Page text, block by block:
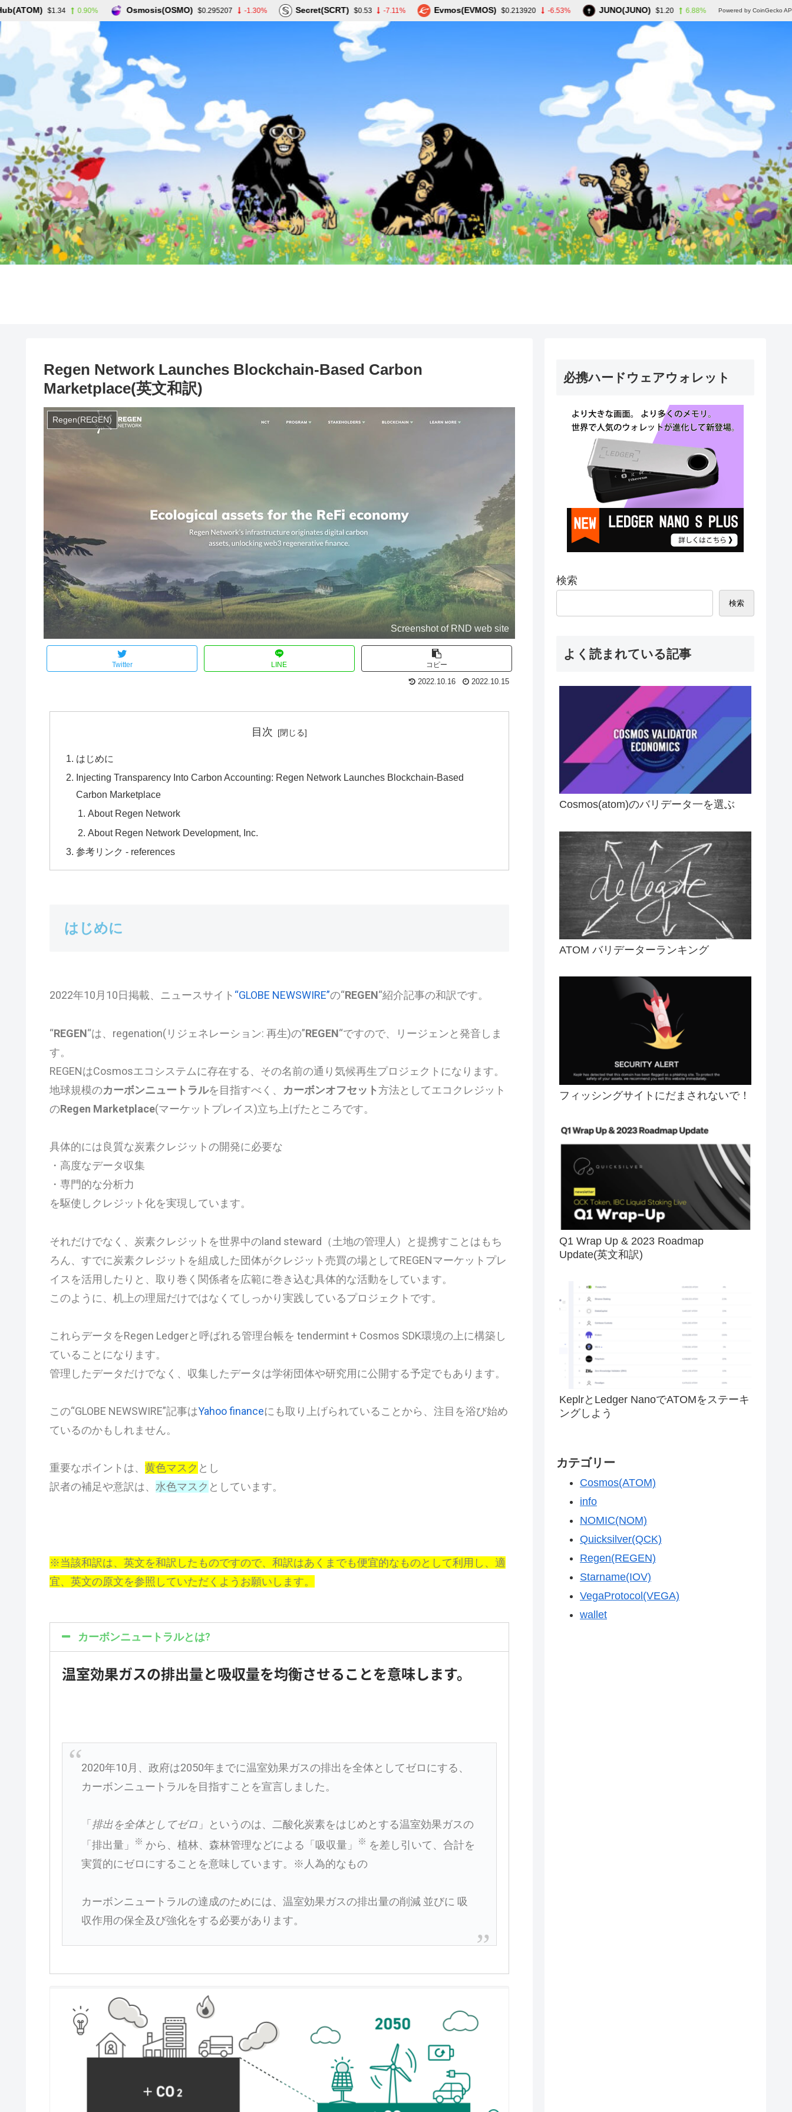
Regen Network Launches Blockchain-Based Carbon
Marketplace(英文和訳)
Regen(REGEN)
Screenshot of RND web site
Twitter LINE コピー
2022.10.16 2022.10.15
目次
はじめに
Injecting Transparency Into Carbon Accounting: Regen Network Launches Blockchain-Based
Carbon Marketplace
About Regen Network
About Regen Network Development, Inc.
参考リンク - references
はじめに
2022年10月10日掲載、ニュースサイト “GLOBE NEWSWIRE”の“REGEN“紹介記事の和訳です。
“REGEN“は、regenation(リジェネレーション: 再生)の”REGEN“ですので、リージェンと発音しま
す。
REGENはCosmosエコシステムに存在する、その名前の通り気候再生プロジェクトになります。
地球規模のカーボンニュートラルを目指すべく、 カーボンオフセット方法としてエコクレジット
のRegen Marketplace(マーケットプレイス)立ち上げたところです。
具体的には良質な炭素クレジットの開発に必要な
・高度なデータ収集
・専門的な分析力
を駆使しクレジット化を実現しています。
それだけでなく、炭素クレジットを世界中のland steward（土地の管理人）と提携すことはもち
ろん、すでに炭素クレジットを組成した団体がクレジット売買の場としてREGENマーケットプレ
イスを活用したりと、取り巻く関係者を広範に巻き込む具体的な活動をしています。
このように、机上の理屈だけではなくてしっかり実践しているプロジェクトです。
これらデータをRegen Ledgerと呼ばれる管理台帳を tendermint + Cosmos SDK環境の上に構築し
ていることになります。
管理したデータだけでなく、収集したデータは学術団体や研究用に公開する予定でもあります。
この“GLOBE NEWSWIRE”記事はYahoo financeにも取り上げられていることから、注目を浴び始め
ているのかもしれません。
重要なポイントは、 黄色マスク とし
訳者の補足や意訳は、 水色マスク としています。
※当該和訳は、英文を和訳したものですので、和訳はあくまでも便宜的なものとして利用し、適
宜、英文の原文を参照していただくようお願いします。
カーボンニュートラルとは?
温室効果ガスの排出量と吸収量を均衡させることを意味します。
2020年10月、政府は2050年までに温室効果ガスの排出を全体としてゼロにする、
カーボンニュートラルを目指すことを宣言しました。
「 排出を全体としてゼロ 」というのは、二酸化炭素をはじめとする温室効果ガスの
「排出量」
※ から、植林、森林管理などによる「吸収量」 ※ を差し引いて、合計を
実質的にゼロにすることを意味しています。 ※人為的なもの
カーボンニュートラルの達成のためには、温室効果ガスの排出量の削減 並びに 吸
収作用の保全及び強化をする必要があります。
必携ハードウェアウォレット
検索
検索
よく読まれている記事
Cosmos(atom)のバリデータ一を選ぶ
ATOM バリデーターランキング
フィッシングサイトにだまされないで！
Q1 Wrap Up & 2023 Roadmap
Update(英文和訳)
KeplrとLedger NanoでATOMをステーキ
ングしよう
カテゴリー
Cosmos(ATOM)
info
NOMIC(NOM)
Quicksilver(QCK)
Regen(REGEN)
Starname(IOV)
VegaProtocol(VEGA)
wallet
$1.34 0.90% Osmosis(OSMO) $0.295207 -1.30% Secret(SCRT) $0.53 -7.11% Evmos(EVMOS) $0.213920 -6.53% JUNO(JUNO) $1.20 6.88% Powered by CoinGecko API